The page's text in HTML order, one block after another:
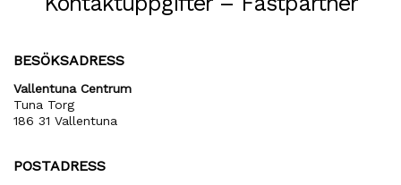
BESÖKSADRESS
Vallentuna Centrum
Tuna Torg
186 31 Vallentuna
POSTADRESS